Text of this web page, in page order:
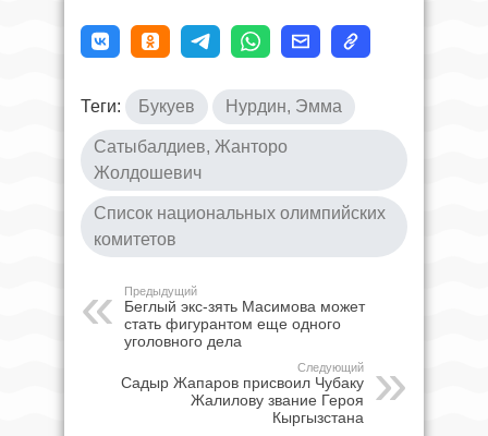
Теги: Букуев Нурдин, Эмма
Сатыбалдиев, Жанторо
Жолдошевич
Список национальных олимпийских
комитетов
Предыдущий
Беглый экс-зять Масимова может
стать фигурантом еще одного
уголовного дела
Следующий
Садыр Жапаров присвоил Чубаку
Жалилову звание Героя
Кыргызстана